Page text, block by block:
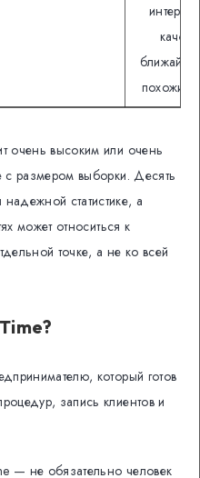
похожих
очень высоким или очень
с размером выборки. Десять
статистике, а
может относиться к
точке, а не ко всей
который готов
запись клиентов и
— не обязательно человек